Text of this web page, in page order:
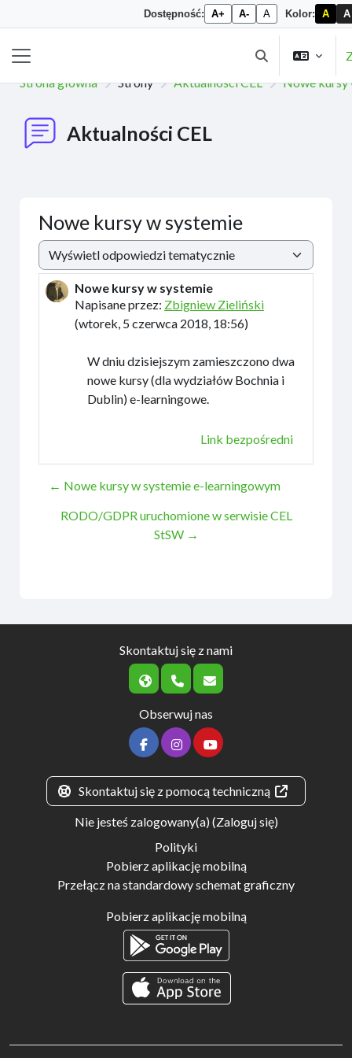
Dostępność: A+ A- A Kolor: A A
Przełącznik
Strona główna
Strony Aktualności CEL Nowe kursy
Aktualności CEL
Nowe kursy w systemie
Sposób wyświetlania
Nowe kursy w systemie
Napisane przez: Zbigniew Zieliński
(wtorek, 5 czerwca 2018, 18:56)
Liczba odpowiedzi: 0
W dniu dzisiejszym zamieszczono dwa
nowe kursy (dla wydziałów Bochnia i
Dublin) e-learningowe.
Link bezpośredni
← Nowe kursy w systemie e-learningowym
RODO/GDPR uruchomione w serwisie CEL
StSW →
Skontaktuj się z nami
Obserwuj nas
Skontaktuj się z pomocą techniczną
Nie jesteś zalogowany(a) (Zaloguj się)
Polityki
Pobierz aplikację mobilną
Przełącz na standardowy schemat graficzny
Pobierz aplikację mobilną